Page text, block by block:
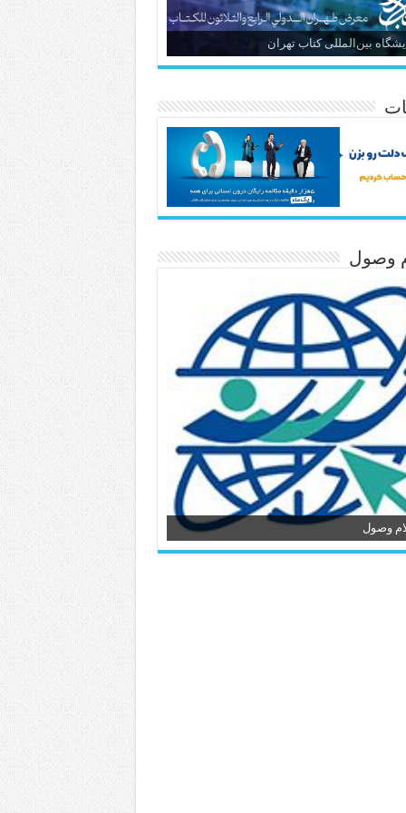
بین‌المللی کتاب تهران
وصول
وصول